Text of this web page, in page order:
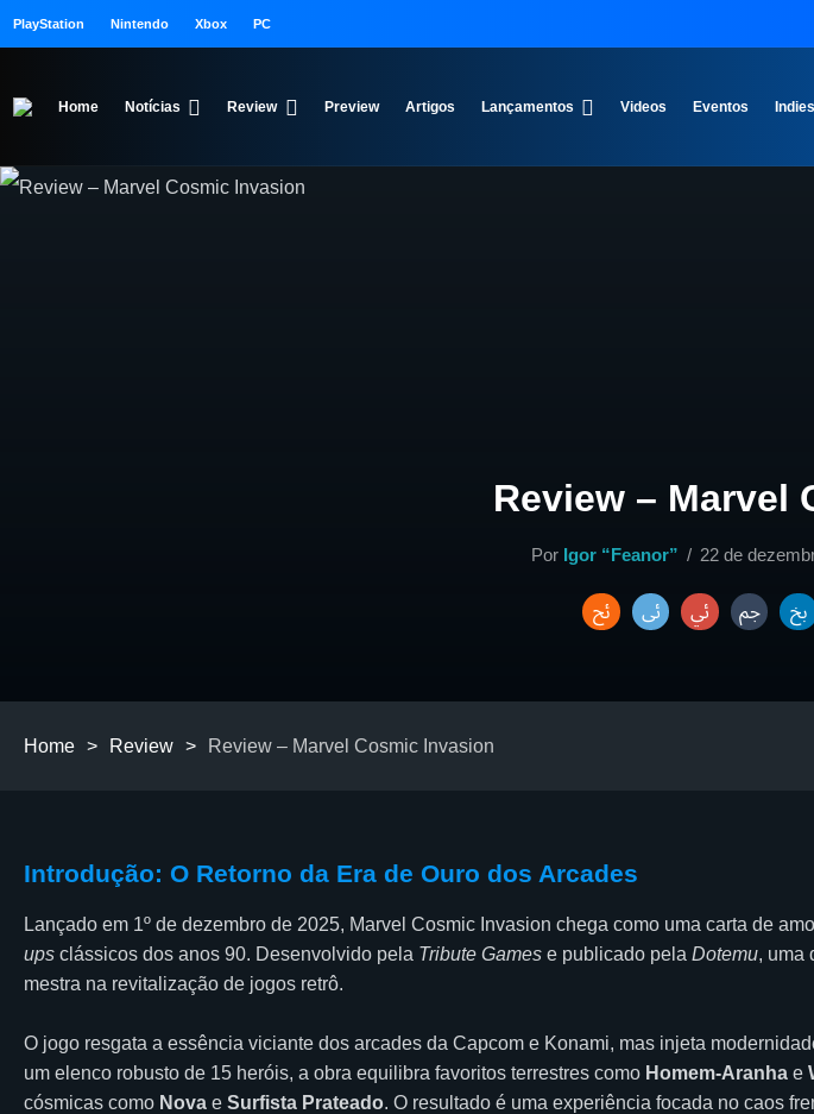
PlayStation Nintendo Xbox PC
Home Notícias Review Preview Artigos Lançamentos Videos Eventos Indies
Review – Marvel
Por Igor “Feanor” 22 de
Home > Review > Review – Marvel Cosmic Invasion
Introdução: O Retorno da Era de Ouro dos Arcades
Lançado em 1º de dezembro de 2025, Marvel Cosmic Invasion chega como uma carta de
ups clássicos dos anos 90. Desenvolvido pela Tribute Games e publicado pela Dotemu, uma
mestra na revitalização de jogos retrô.
O jogo resgata a essência viciante dos arcades da Capcom e Konami, mas injeta
um elenco robusto de 15 heróis, a obra equilibra favoritos terrestres como Homem-Aranha e
cósmicas como Nova e Surfista Prateado. O resultado é uma experiência focada no caos